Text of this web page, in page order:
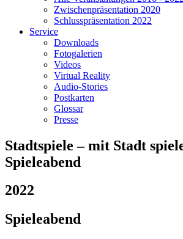
Zwischenpräsentation 2020
Schlusspräsentation 2022
Service
Downloads
Fotogalerien
Videos
Virtual Reality
Audio-Stories
Postkarten
Glossar
Presse
Stadtspiele – mit Stadt
Spieleabend
2022
Spieleabend